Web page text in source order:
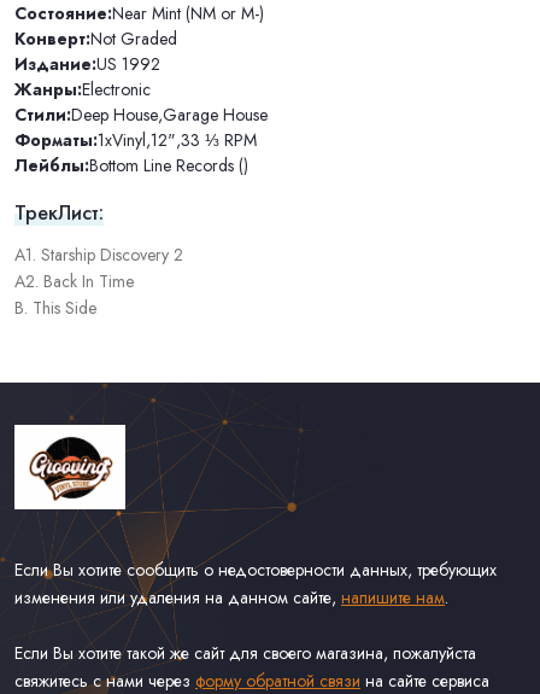
Состояние:Near Mint (NM or M-)
Конверт:Not Graded
Издание:US 1992
Жанры:Electronic
Стили:Deep House,Garage House
Форматы:1xVinyl,12",33 ⅓ RPM
Лейблы:Bottom Line Records ()
ТрекЛист:
A1. Starship Discovery 2
A2. Back In Time
B. This Side
Если Вы хотите сообщить о недостоверности данных, требующих
изменения или удаления на данном сайте, напишите нам.
Если Вы хотите такой же сайт для своего магазина, пожалуйста
свяжитесь с нами через форму обратной связи на сайте сервиса